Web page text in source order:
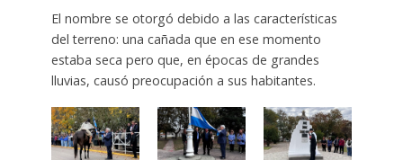
El nombre se otorgó debido a las características
del terreno: una cañada que en ese momento
estaba seca pero que, en épocas de grandes
lluvias, causó preocupación a sus habitantes.